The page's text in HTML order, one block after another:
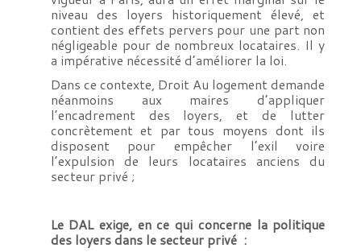
niveau des loyers historiquement élevé, et
contient des effets pervers pour une part non
négligeable pour de nombreux locataires. Il y
a impérative nécessité d’améliorer la loi.
Dans ce contexte, Droit Au logement demande
néanmoins aux maires d’appliquer
l’encadrement des loyers, et de lutter
concrètement et par tous moyens dont ils
disposent pour empêcher l’exil voire
l’expulsion de leurs locataires anciens du
secteur privé ;
Le DAL exige, en ce qui concerne la politique
des loyers dans le secteur privé :